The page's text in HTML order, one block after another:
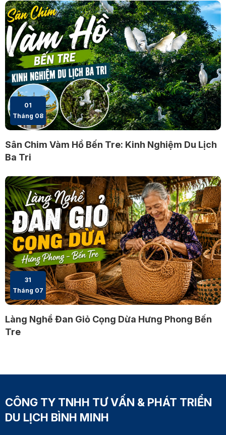
01
Tháng 08
Sân Chim Vàm Hồ Bến Tre: Kinh Nghiệm Du Lịch
Ba Tri
31
Tháng 07
Làng Nghề Đan Giỏ Cọng Dừa Hưng Phong Bến
Tre
CÔNG TY TNHH TƯ VẤN & PHÁT TRIỂN
DU LỊCH BÌNH MINH